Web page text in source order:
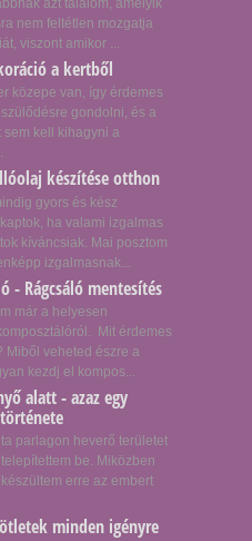
azt találom, amelyik
nem feltétlen mozgatja
viszont amikor ...
a kertből
közepe van, így érdemes
gondolni, és a
sem kell kihagyni a
készítése otthon
gyors és kész
ha valami izgalmas
kíváncsiak. Mai posztom
izgalmasnak...
- Rágcsáló mentesítés
már a helyesen
Mit érdemes
Miből veheted észre a
kezdj el kompos...
alatt - azaz egy
parlagon heverő területet
be. Miközben
erre az embert
minden igényre